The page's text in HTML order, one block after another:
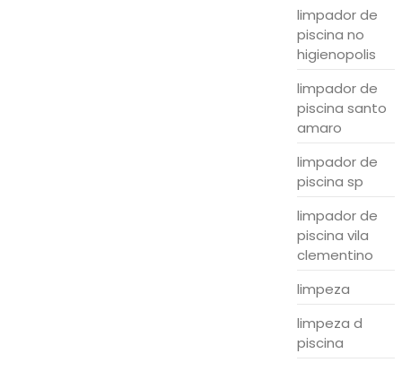
limpador de
piscina no
higienopolis
limpador de
piscina santo
amaro
limpador de
piscina sp
limpador de
piscina vila
clementino
limpeza
limpeza d
piscina